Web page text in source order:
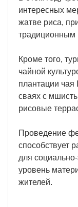
интересных
жатве риса,
традиционным
Кроме того,
чайной
плантации
сваях с
рисовые
Проведение
способствует
для
уровень
жителей.